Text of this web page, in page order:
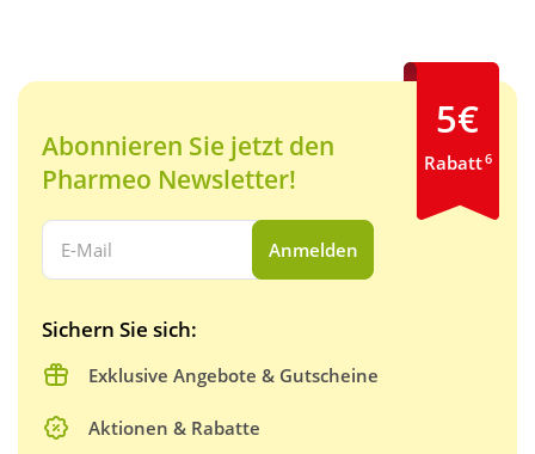
Abonnieren Sie jetzt den
Pharmeo Newsletter!
Ihre E-Mail Adresse:
Anmelden
Sichern Sie sich:
Exklusive Angebote & Gutscheine
Aktionen & Rabatte
5€
Rabatt6